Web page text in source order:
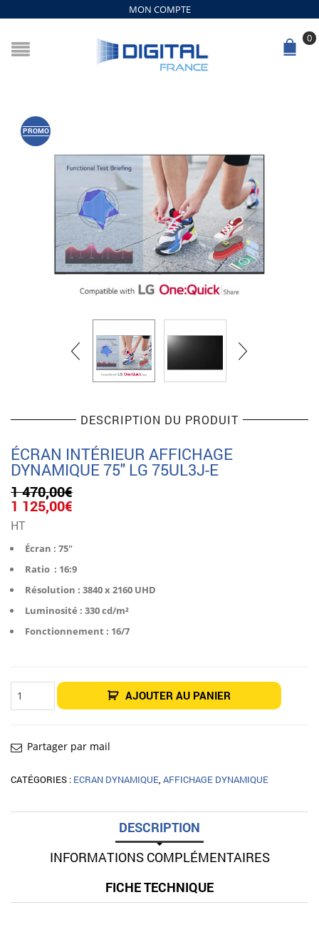
MON COMPTE
0
PROMO
DESCRIPTION DU PRODUIT
ÉCRAN INTÉRIEUR AFFICHAGE
DYNAMIQUE 75″ LG 75UL3J-E
1 470,00€
Le
prix
initial
était :
470,00€.
1 125,00€
est :
1
125,00€.
HT
Écran : 75″
Ratio : 16:9
Résolution : 3840 x 2160 UHD
Luminosité : 330 cd/m²
Fonctionnement : 16/7
quantité
de
75"
LG
E
AJOUTER AU PANIER
Partager par mail
CATÉGORIES : ECRAN DYNAMIQUE, AFFICHAGE DYNAMIQUE
DESCRIPTION
INFORMATIONS COMPLÉMENTAIRES
FICHE TECHNIQUE